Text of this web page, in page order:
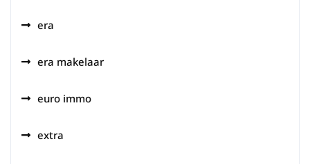
era
era makelaar
euro immo
extra